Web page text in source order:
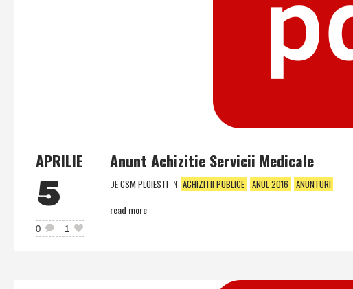
APRILIE
5
0 1
Anunt Achizitie Servicii Medicale
DECSM PLOIESTI IN ACHIZITII PUBLICE ANUL 2016 ANUNTURI
read more